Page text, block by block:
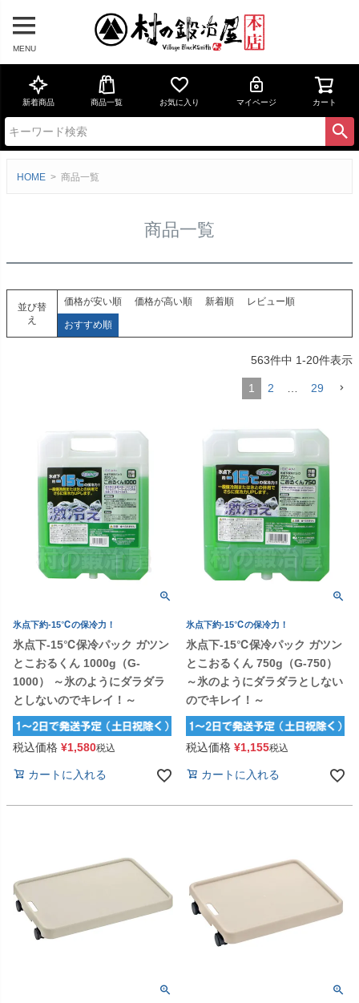
MENU
新着商品 商品一覧 お気に入り マイページ カート
HOME 商品一覧
商品一覧
並び替
え
価格が安い順 価格が高い順 新着順 レビュー順
おすすめ順
563件中 1-20件表示
1 2 29
氷点下約-15℃の保冷力！
氷点下-15℃保冷パック ガツン
とこおるくん 1000g（G-
1000） ～氷のようにダラダラ
としないのでキレイ！～
税込価格 ¥1,580税込
カートに入れる
氷点下約-15℃の保冷力！
氷点下-15℃保冷パック ガツン
とこおるくん 750g（G-750）
～氷のようにダラダラとしない
のでキレイ！～
税込価格 ¥1,155税込
カートに入れる